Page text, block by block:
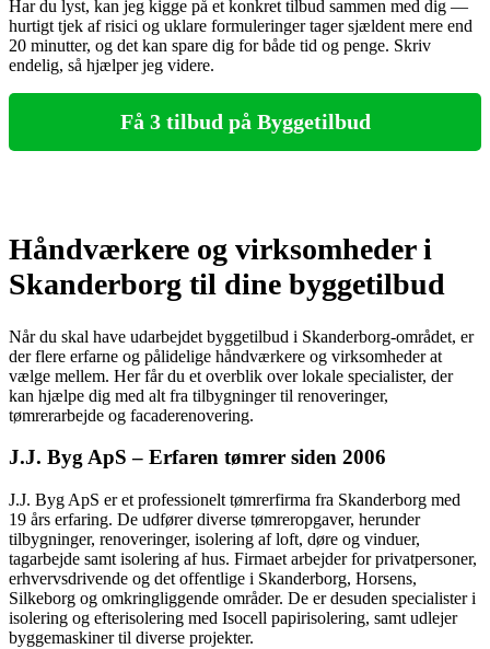
Har du lyst, kan jeg kigge på et konkret tilbud sammen med dig —
hurtigt tjek af risici og uklare formuleringer tager sjældent mere end
20 minutter, og det kan spare dig for både tid og penge. Skriv
endelig, så hjælper jeg videre.
Få 3 tilbud på Byggetilbud
Håndværkere og virksomheder i
Skanderborg til dine byggetilbud
Når du skal have udarbejdet byggetilbud i Skanderborg-området, er
der flere erfarne og pålidelige håndværkere og virksomheder at
vælge mellem. Her får du et overblik over lokale specialister, der
kan hjælpe dig med alt fra tilbygninger til renoveringer,
tømrerarbejde og facaderenovering.
J.J. Byg ApS – Erfaren tømrer siden 2006
J.J. Byg ApS er et professionelt tømrerfirma fra Skanderborg med
19 års erfaring. De udfører diverse tømreropgaver, herunder
tilbygninger, renoveringer, isolering af loft, døre og vinduer,
tagarbejde samt isolering af hus. Firmaet arbejder for privatpersoner,
erhvervsdrivende og det offentlige i Skanderborg, Horsens,
Silkeborg og omkringliggende områder. De er desuden specialister i
isolering og efterisolering med Isocell papirisolering, samt udlejer
byggemaskiner til diverse projekter.